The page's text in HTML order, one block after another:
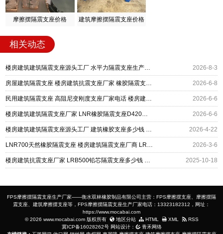
摩擦摆隔震支座价格 建筑摩擦摆隔震支座价格
相关动态
楼房建筑建筑隔震支座源头工厂 水平力隔震支座生产厂家 铅芯隔震支座LRB1000生产厂家 2026-8-3
房屋建筑隔震支座 楼房建筑抗震支座厂家 橡胶隔震支座LNR厂家 2026-6-8
民用建筑隔震支座 高阻尼变刚度支座厂家电话 楼房建筑建筑隔震支座厂家 2026-6-6
楼房建筑建筑隔震支座厂家 LNR橡胶隔震支座D420源头工厂 隔震支座LRB厂家 2026-6-6
楼房建筑建筑隔震支座源头工厂 建筑橡胶支座多少钱 LNR型隔震支座源头工厂 2026-4-22
LNR700天然橡胶隔震支座 楼房建筑隔震支座厂商 LRB1000R隔震支座源头工厂 2026-3-6
楼房建筑抗震支座厂家 LRB500铅芯隔震支座多少钱 建筑橡胶抗震支座厂商生产厂家 2025-10-18
FPS摩擦摆隔震支座生产厂家——衡水双林橡胶制品有限公司主营：FPS摩擦摆支座、摩擦摆隔
震支座、建筑摩擦摆支座等，FPS摩擦摆隔震支座生产厂家电话：13323182312，网址：
https://www.mocabai.com
© 2026 www.mocabai.com 版权所有
地区分站 HTML XML
RSS
冀ICP备16028262号网站设计：
青禾网络